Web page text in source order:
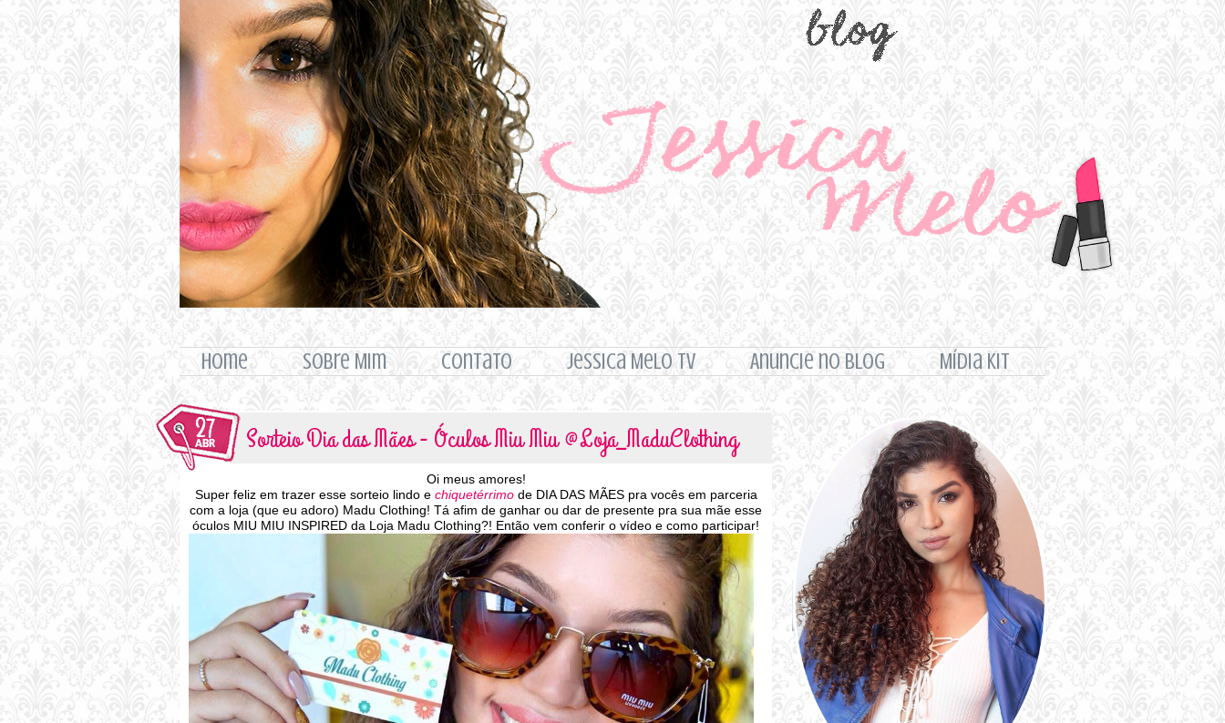
home Sobre Mim Contato Jessica Melo TV Anuncie no Blog Mídia Kit
27
ABR Sorteio Dia das Mães - Óculos Miu Miu @Loja_MaduClothing
Oi meus amores!
Super feliz em trazer esse sorteio lindo e chiquetérrimode DIA DAS MÃES pra vocês em parceria
com a loja (que eu adoro) Madu Clothing! Tá afim de ganhar ou dar de presente pra sua mãe esse
óculos MIU MIU INSPIRED da Loja Madu Clothing?! Então vem conferir o vídeo e como participar!